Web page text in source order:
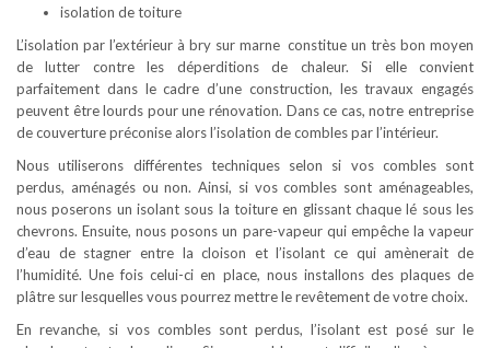
isolation de toiture
L’isolation par l’extérieur à bry sur marne constitue un très bon moyen
de lutter contre les déperditions de chaleur. Si elle convient
parfaitement dans le cadre d’une construction, les travaux engagés
peuvent être lourds pour une rénovation. Dans ce cas, notre entreprise
de couverture préconise alors l’isolation de combles par l’intérieur.
Nous utiliserons différentes techniques selon si vos combles sont
perdus, aménagés ou non. Ainsi, si vos combles sont aménageables,
nous poserons un isolant sous la toiture en glissant chaque lé sous les
chevrons. Ensuite, nous posons un pare-vapeur qui empêche la vapeur
d’eau de stagner entre la cloison et l’isolant ce qui amènerait de
l’humidité. Une fois celui-ci en place, nous installons des plaques de
plâtre sur lesquelles vous pourrez mettre le revêtement de votre choix.
En revanche, si vos combles sont perdus, l’isolant est posé sur le